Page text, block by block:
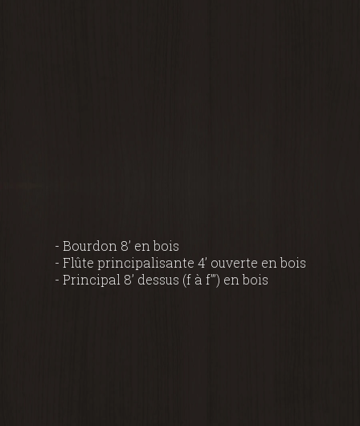
- Bourdon 8’ en bois
- Flûte principalisante 4’ ouverte en bois
- Principal 8’ dessus (f à f’’’) en bois